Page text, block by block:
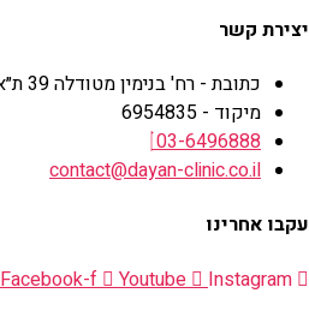
יצירת קשר
כתובת - רח' בנימין מטודלה 39 ת״א
מיקוד - 6954835
03-6496888
contact@dayan-clinic.co.il
עקבו אחרינו
Facebook-f
Youtube
Instagram